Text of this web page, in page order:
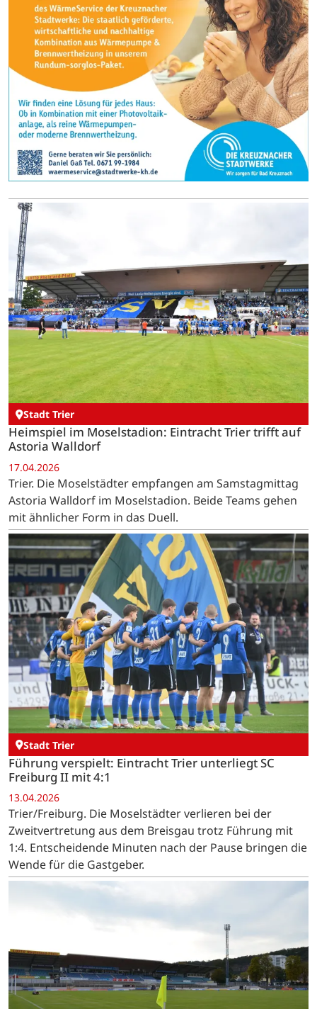
Stadt Trier
Heimspiel im Moselstadion: Eintracht Trier trifft auf
Astoria Walldorf
17.04.2026
Trier. Die Moselstädter empfangen am Samstagmittag
Astoria Walldorf im Moselstadion. Beide Teams gehen
mit ähnlicher Form in das Duell.
Stadt Trier
Führung verspielt: Eintracht Trier unterliegt SC
Freiburg II mit 4:1
13.04.2026
Trier/Freiburg. Die Moselstädter verlieren bei der
Zweitvertretung aus dem Breisgau trotz Führung mit
1:4. Entscheidende Minuten nach der Pause bringen die
Wende für die Gastgeber.